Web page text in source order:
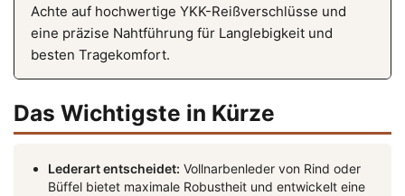
Achte auf hochwertige YKK-Reißverschlüsse und
eine präzise Nahtführung für Langlebigkeit und
besten Tragekomfort.
Das Wichtigste in Kürze
Lederart entscheidet: Vollnarbenleder von Rind oder
Büffel bietet maximale Robustheit und entwickelt eine